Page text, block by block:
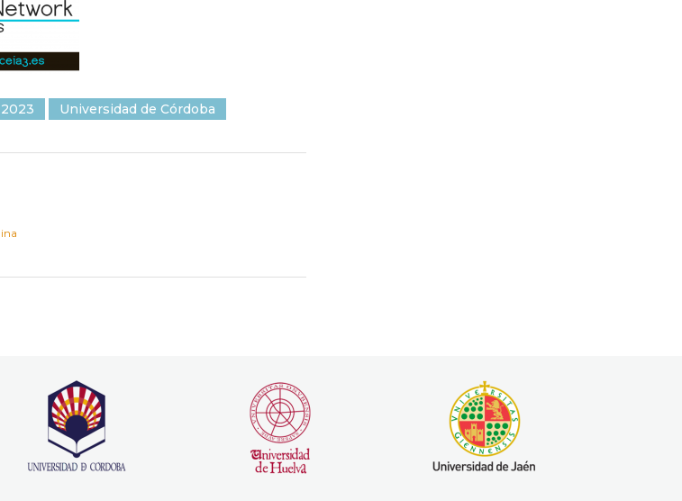
Universidad de Córdoba